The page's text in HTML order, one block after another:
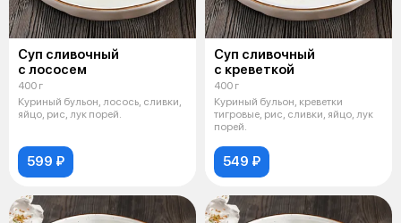
Суп сливочный
с лососем
400 г
Куриный бульон, лосось, сливки,
яйцо, рис, лук порей.
599 ₽
Суп сливочный
с креветкой
400 г
Куриный бульон, креветки
тигровые, рис, сливки, яйцо, лук
порей.
549 ₽